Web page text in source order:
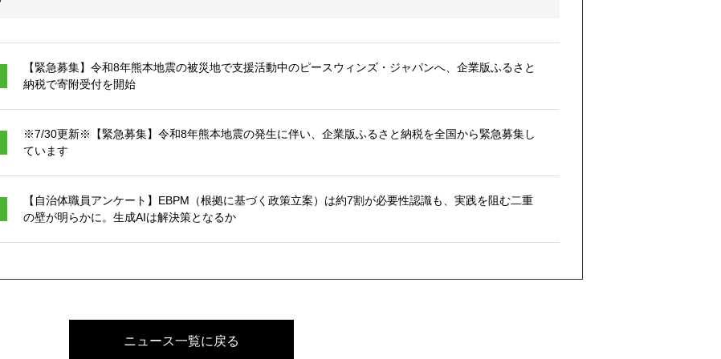
【緊急募集】令和8年熊本地震の被災地で支援活動中のピースウィンズ・ジャパンへ、企業版ふるさと
納税で寄附受付を開始
※7/30更新※【緊急募集】令和8年熊本地震の発生に伴い、企業版ふるさと納税を全国から緊急募集し
ています
【自治体職員アンケート】EBPM（根拠に基づく政策立案）は約7割が必要性認識も、実践を阻む二重
の壁が明らかに。生成AIは解決策となるか
ニュース一覧に戻る